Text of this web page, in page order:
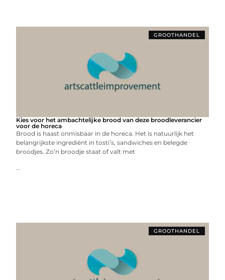
GROOTHANDEL
Kies voor het ambachtelijke brood van deze broodleverancier
voor de horeca
Brood is haast onmisbaar in de horeca. Het is natuurlijk het
belangrijkste ingrediënt in tosti’s, sandwiches en belegde
broodjes. Zo’n broodje staat of valt met
...
GROOTHANDEL